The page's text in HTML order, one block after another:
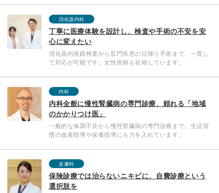
消化器内科
丁寧に医療体験を設計し、検査や手術の不安を安
心に変えたい
消化器内視鏡検査から肛門疾患の日帰り手術まで、一貫し
て対応が可能です。女性医師も在籍しています。
内科
内科全般に慢性腎臓病の専門診療、頼れる「地域
のかかりつけ医」
一般的な体調不良から慢性腎臓病の専門診療まで。生活習
慣の改善指導や栄養指導にも力を入れています。
皮膚科
保険診療では治らないニキビに、自費診療という
選択肢を